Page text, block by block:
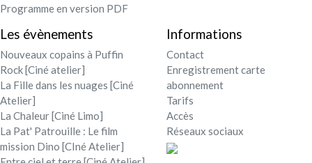
Programme en version PDF
Les évènements
Nouveaux copains à Puffin
Rock [Ciné atelier]
La Fille dans les nuages [Ciné
Atelier]
La Chaleur [Ciné Limo]
La Pat' Patrouille : Le film
mission Dino [CIné Atelier]
Informations
Contact
Enregistrement carte
abonnement
Tarifs
Accès
Réseaux sociaux